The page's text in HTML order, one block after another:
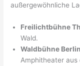
außergewöhnliche
Freilichtbühne
Wald.
Waldbühne Berlin
Amphitheater